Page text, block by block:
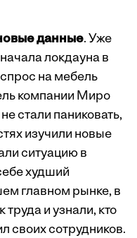
данные. Уже
локдауна в
на мебель
компании Миро
стали паниковать,
изучили новые
ситуацию в
худший
главном рынке, в
и узнали, кто
своих сотрудников.